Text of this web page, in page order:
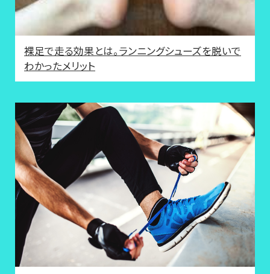
裸足で走る効果とは。ランニングシューズを脱いで
わかったメリット